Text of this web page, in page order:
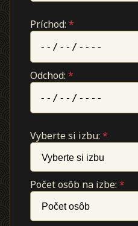
Príchod:*
Odchod:*
Vyberte si izbu:*
Počet osôb na izbe:*